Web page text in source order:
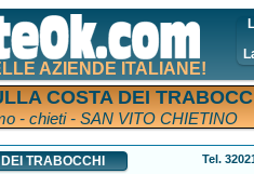
AZIENDE ITALIANE!
COSTA DEI
- chieti - SAN VITO CHIETINO
TRABOCCHI Tel.